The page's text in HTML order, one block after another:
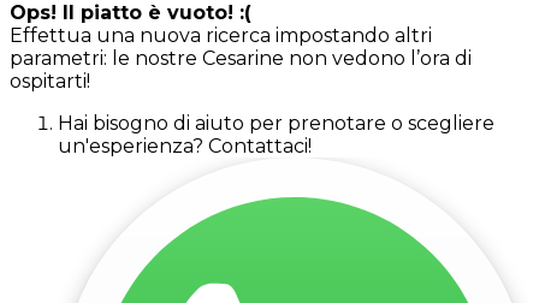
Ops! Il piatto è vuoto! :(
Effettua una nuova ricerca impostando altri
parametri: le nostre Cesarine non vedono l’ora di
ospitarti!
Hai bisogno di aiuto per prenotare o scegliere
un'esperienza? Contattaci!